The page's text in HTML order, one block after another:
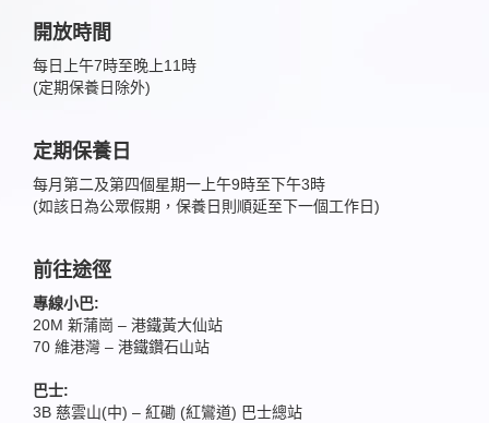
開放時間
每日上午7時至晚上11時
(定期保養日除外)
定期保養日
每月第二及第四個星期一上午9時至下午3時
(如該日為公眾假期，保養日則順延至下一個工作日)
前往途徑
專線小巴:
20M 新蒲崗 – 港鐵黃大仙站
70 維港灣 – 港鐵鑽石山站
巴士:
3B 慈雲山(中) – 紅磡 (紅鸞道) 巴士總站